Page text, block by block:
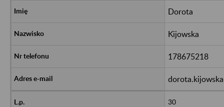
Dorota
Kijowska
178675218
30